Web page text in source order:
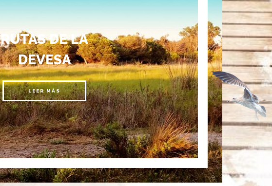
RUTAS DE LA
DEVESA
LEER MÁS